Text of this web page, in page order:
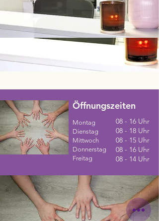
Öffnungszeiten
Montag
Dienstag
Mittwoch
Donnerstag
Freitag
08 - 16 Uhr
08 - 18 Uhr
08 - 15 Uhr
08 - 16 Uhr
08 - 14 Uhr